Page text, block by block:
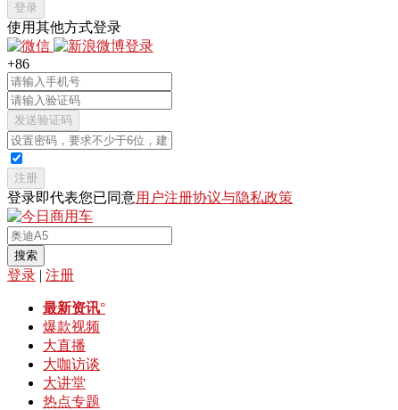
登录
使用其他方式登录
+86
发送验证码
注册
登录即代表您已同意用户注册协议与隐私政策
搜索
登录 | 注册
最新资讯°
爆款视频
大直播
大咖访谈
大讲堂
热点专题